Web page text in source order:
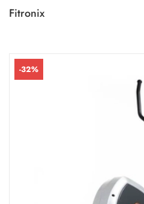
Fitronix
-32%